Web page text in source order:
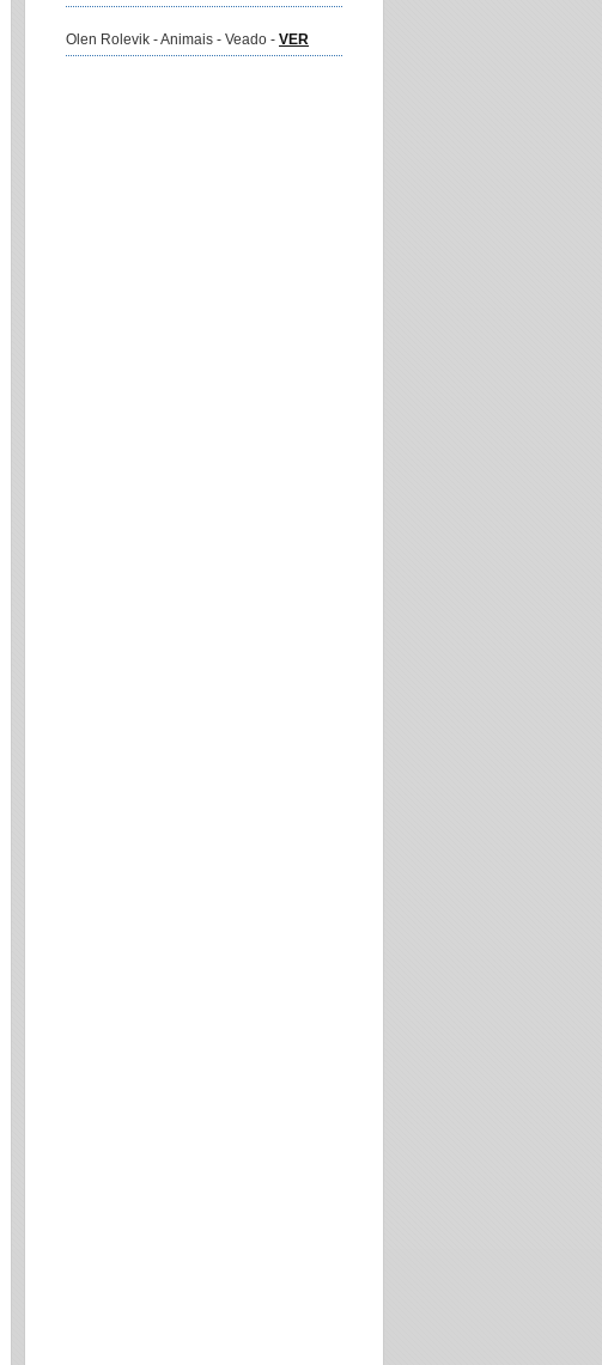
Olen Rolevik - Animais - Veado - VER